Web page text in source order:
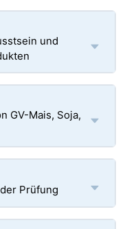
und
GV-Mais, Soja,
Prüfung